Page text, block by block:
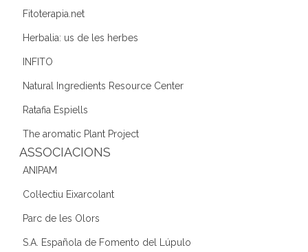
Fitoterapia.net
Herbalia: us de les herbes
INFITO
Natural Ingredients Resource Center
Ratafia Espiells
The aromatic Plant Project
ASSOCIACIONS
ANIPAM
Col·lectiu Eixarcolant
Parc de les Olors
S.A. Española de Fomento del Lúpulo